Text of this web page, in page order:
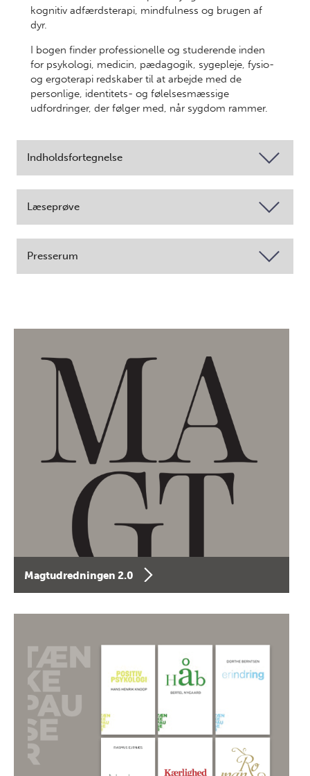
kognitiv adfærdsterapi, mindfulness og brugen af
dyr.
I bogen finder professionelle og studerende inden
for psykologi, medicin, pædagogik, sygepleje, fysio-
og ergoterapi redskaber til at arbejde med de
personlige, identitets- og følelsesmæssige
udfordringer, der følger med, når sygdom rammer.
Indholdsfortegnelse
Læseprøve
Presserum
Magtudredningen 2.0